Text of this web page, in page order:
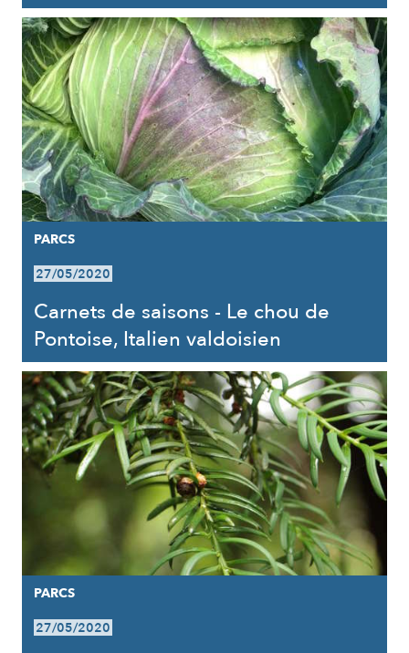
PARCS
27/05/2020
Carnets de saisons - Le chou de
Pontoise, Italien valdoisien
PARCS
27/05/2020